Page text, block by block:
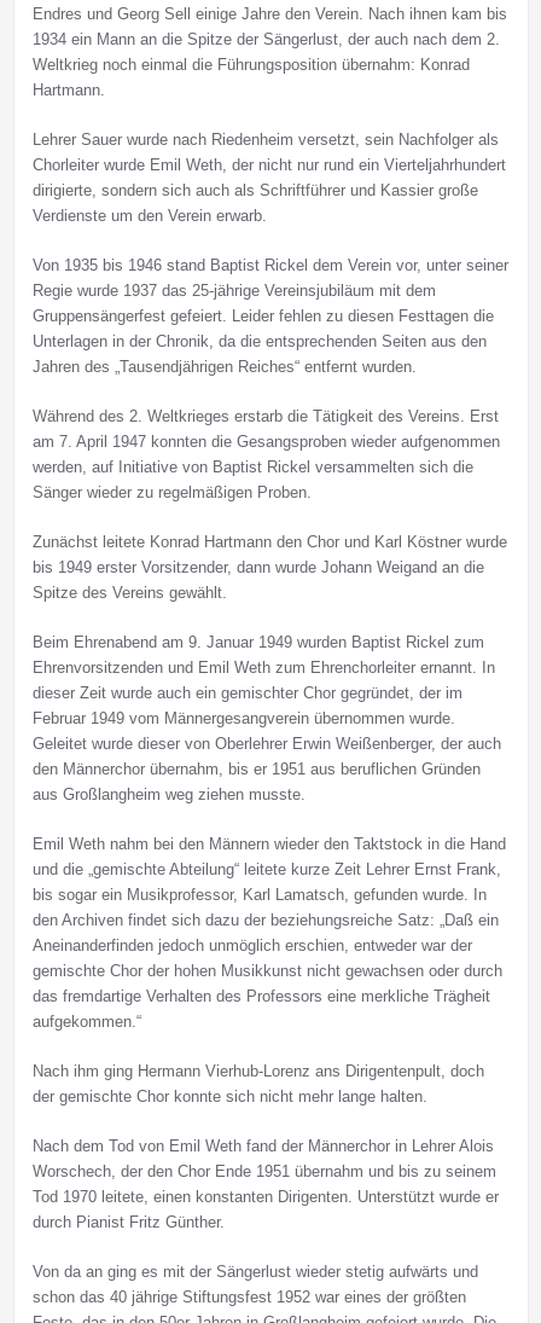
Endres und Georg Sell einige Jahre den Verein. Nach ihnen kam bis
1934 ein Mann an die Spitze der Sängerlust, der auch nach dem 2.
Weltkrieg noch einmal die Führungsposition übernahm: Konrad
Hartmann.
Lehrer Sauer wurde nach Riedenheim versetzt, sein Nachfolger als
Chorleiter wurde Emil Weth, der nicht nur rund ein Vierteljahrhundert
dirigierte, sondern sich auch als Schriftführer und Kassier große
Verdienste um den Verein erwarb.
Von 1935 bis 1946 stand Baptist Rickel dem Verein vor, unter seiner
Regie wurde 1937 das 25-jährige Vereinsjubiläum mit dem
Gruppensängerfest gefeiert. Leider fehlen zu diesen Festtagen die
Unterlagen in der Chronik, da die entsprechenden Seiten aus den
Jahren des „Tausendjährigen Reiches“ entfernt wurden.
Während des 2. Weltkrieges erstarb die Tätigkeit des Vereins. Erst
am 7. April 1947 konnten die Gesangsproben wieder aufgenommen
werden, auf Initiative von Baptist Rickel versammelten sich die
Sänger wieder zu regelmäßigen Proben.
Zunächst leitete Konrad Hartmann den Chor und Karl Köstner wurde
bis 1949 erster Vorsitzender, dann wurde Johann Weigand an die
Spitze des Vereins gewählt.
Beim Ehrenabend am 9. Januar 1949 wurden Baptist Rickel zum
Ehrenvorsitzenden und Emil Weth zum Ehrenchorleiter ernannt. In
dieser Zeit wurde auch ein gemischter Chor gegründet, der im
Februar 1949 vom Männergesangverein übernommen wurde.
Geleitet wurde dieser von Oberlehrer Erwin Weißenberger, der auch
den Männerchor übernahm, bis er 1951 aus beruflichen Gründen
aus Großlangheim weg ziehen musste.
Emil Weth nahm bei den Männern wieder den Taktstock in die Hand
und die „gemischte Abteilung“ leitete kurze Zeit Lehrer Ernst Frank,
bis sogar ein Musikprofessor, Karl Lamatsch, gefunden wurde. In
den Archiven findet sich dazu der beziehungsreiche Satz: „Daß ein
Aneinanderfinden jedoch unmöglich erschien, entweder war der
gemischte Chor der hohen Musikkunst nicht gewachsen oder durch
das fremdartige Verhalten des Professors eine merkliche Trägheit
aufgekommen.“
Nach ihm ging Hermann Vierhub-Lorenz ans Dirigentenpult, doch
der gemischte Chor konnte sich nicht mehr lange halten.
Nach dem Tod von Emil Weth fand der Männerchor in Lehrer Alois
Worschech, der den Chor Ende 1951 übernahm und bis zu seinem
Tod 1970 leitete, einen konstanten Dirigenten. Unterstützt wurde er
durch Pianist Fritz Günther.
Von da an ging es mit der Sängerlust wieder stetig aufwärts und
schon das 40 jährige Stiftungsfest 1952 war eines der größten